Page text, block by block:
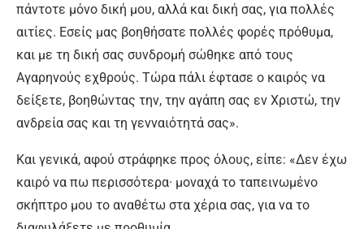
πάντοτε μόνο δική μου, αλλά και δική σας, για πολλές
αιτίες. Εσείς μας βοηθήσατε πολλές φορές πρόθυμα,
και με τη δική σας συνδρομή σώθηκε από τους
Αγαρηνούς εχθρούς. Τώρα πάλι έφτασε ο καιρός να
δείξετε, βοηθώντας την, την αγάπη σας εν Χριστώ, την
ανδρεία σας και τη γενναιότητά σας».
Και γενικά, αφού στράφηκε προς όλους, είπε: «Δεν έχω
καιρό να πω περισσότερα· μοναχά το ταπεινωμένο
σκήπτρο μου το αναθέτω στα χέρια σας, για να το